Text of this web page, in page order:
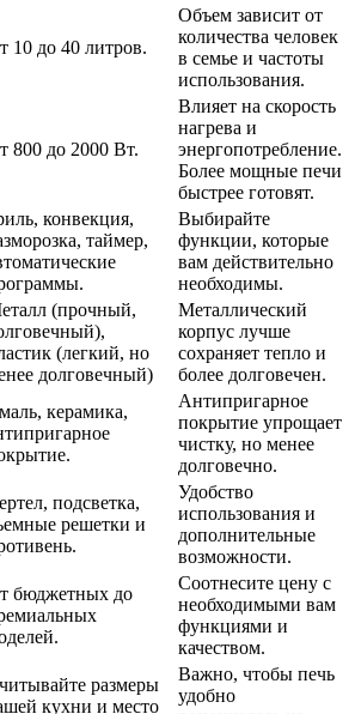
10 до 40 литров.
Объем зависит от
количества человек
в семье и частоты
использования.
800 до 2000 Вт.
Влияет на скорость
нагрева и
энергопотребление.
Более мощные печи
быстрее готовят.
конвекция,
таймер,
Выбирайте
функции, которые
вам действительно
необходимы.
(прочный,
(легкий, но
долговечный)
Металлический
корпус лучше
сохраняет тепло и
более долговечен.
керамика,
Антипригарное
покрытие упрощает
чистку, но менее
долговечно.
подсветка,
решетки и
Удобство
использования и
дополнительные
возможности.
бюджетных до
Соотнесите цену с
необходимыми вам
функциями и
качеством.
размеры
кухни и место
Важно, чтобы печь
удобно